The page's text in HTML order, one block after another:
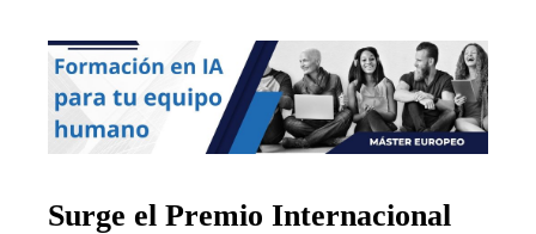
Surge el Premio Internacional